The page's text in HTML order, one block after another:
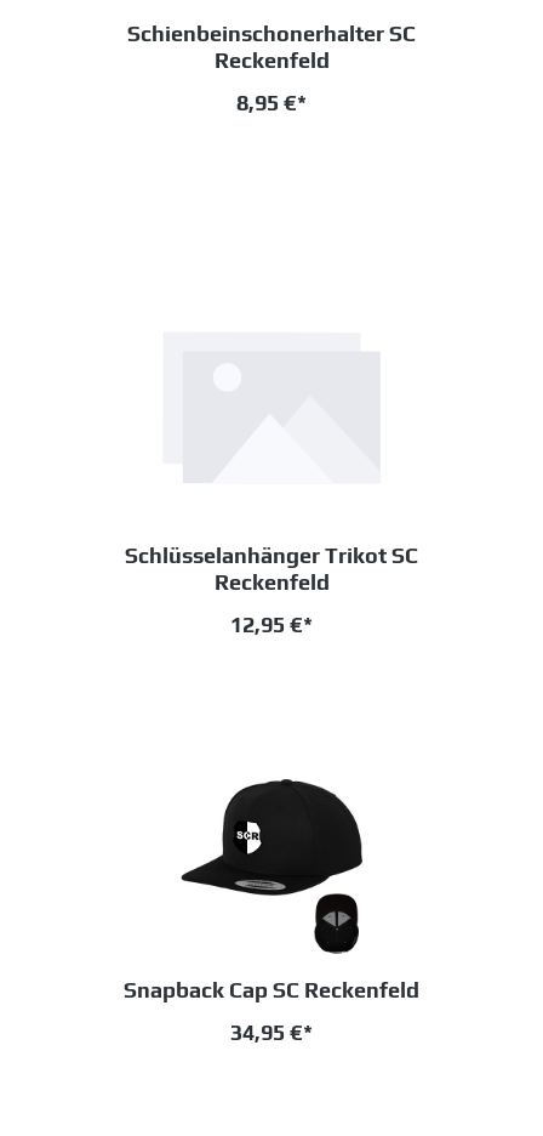
Schienbeinschonerhalter SC
Reckenfeld
8,95 €*
Schlüsselanhänger Trikot SC
Reckenfeld
12,95 €*
Snapback Cap SC Reckenfeld
34,95 €*